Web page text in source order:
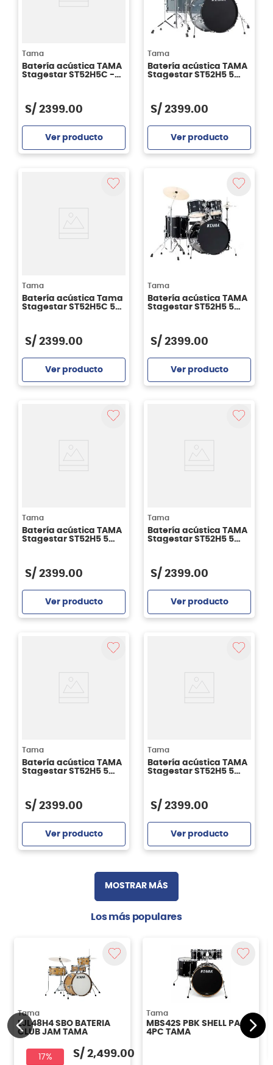
Tama
Batería acústica TAMA
Stagestar ST52H5C -
S/ 2399.00
Ver producto
Tama
Batería acústica TAMA
Stagestar ST52H5 5
S/ 2399.00
Ver producto
Tama
Batería acústica Tama
Stagestar ST52H5C 5
S/ 2399.00
Ver producto
Tama
Batería acústica TAMA
Stagestar ST52H5 5
S/ 2399.00
Ver producto
Tama
Batería acústica TAMA
Stagestar ST52H5 5
S/ 2399.00
Ver producto
Tama
Batería acústica TAMA
Stagestar ST52H5 5
S/ 2399.00
Ver producto
Tama
Batería acústica TAMA
Stagestar ST52H5 5
S/ 2399.00
Ver producto
Tama
Batería acústica TAMA
Stagestar ST52H5 5
S/ 2399.00
Ver producto
MOSTRAR MÁS
Los más populares
Tama
LJL48H4 SBO BATERIA
CLUB JAM TAMA
17% S/ 2,499.00
Tama
MBS42S PBK SHELL PACK
4PC TAMA